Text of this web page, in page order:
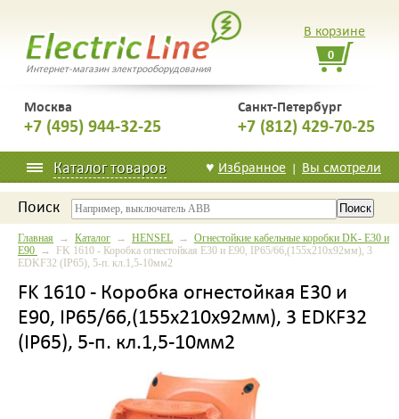
Интернет-магазин электрооборудования
Москва
+7 (495) 944-32-25
Санкт-Петербург
+7 (812) 429-70-25
В корзине
0
Каталог товаров ♥ Избранное | Вы смотрели
Поиск
Главная → Каталог → HENSEL → Огнестойкие кабельные коробки DK- E30 и
E90 → FK 1610 - Коробка огнестойкая Е30 и Е90, IP65/66,(155х210х92мм), 3
EDKF32 (IP65), 5-п. кл.1,5-10мм2
FK 1610 - Коробка огнестойкая Е30 и
Е90, IP65/66,(155х210х92мм), 3 EDKF32
(IP65), 5-п. кл.1,5-10мм2